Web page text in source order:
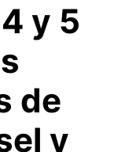
y 5
de
y